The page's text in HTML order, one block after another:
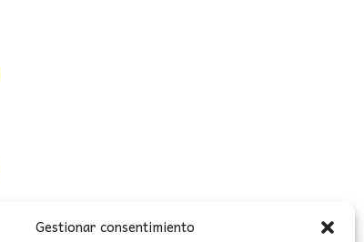
Gestionar consentimiento